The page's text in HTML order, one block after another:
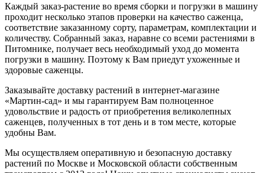
Каждый заказ-растение во время сборки и погрузки в машину
проходит несколько этапов проверки на качество саженца,
соответствие заказанному сорту, параметрам, комплектации и
количеству. Собранный заказ, наравне со всеми растениями в
Питомнике, получает весь необходимый уход до момента
погрузки в машину. Поэтому к Вам приедут ухоженные и
здоровые саженцы.
Заказывайте доставку растений в интернет-магазине
«Мартин-сад» и мы гарантируем Вам полноценное
удовольствие и радость от приобретения великолепных
саженцев, полученных в тот день и в том месте, которые
удобны Вам.
Мы осуществляем оперативную и безопасную доставку
растений по Москве и Московской области собственным